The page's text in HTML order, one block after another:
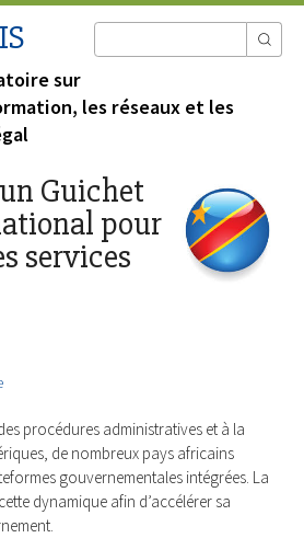
sur
les réseaux et les
Guichet
pour
services
procédures administratives et à la
de nombreux pays africains
gouvernementales intégrées. La
dynamique afin d’accélérer sa